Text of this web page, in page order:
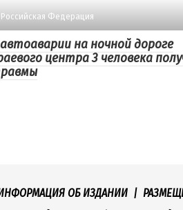
Российская Федерация
на ночной дороге
центра 3 человека
ОБ ИЗДАНИИ |